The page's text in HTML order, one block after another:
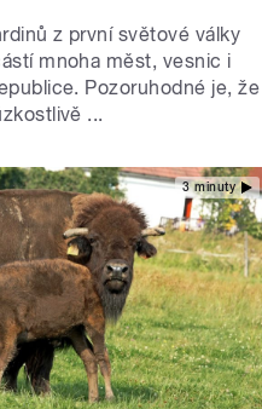
z první světové války
mnoha měst, vesnic i
Pozoruhodné je, že
...
3 minuty